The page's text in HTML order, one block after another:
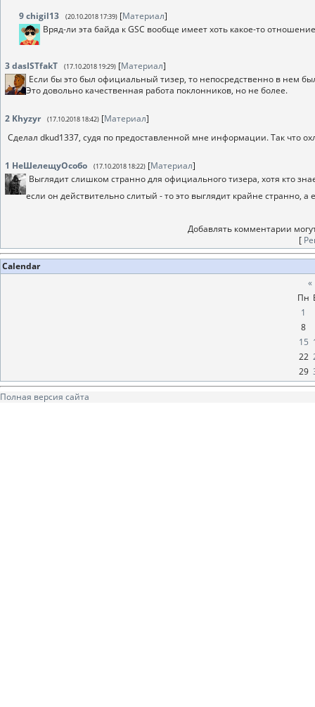
9chigil13 (20.10.2018 17:39) [Материал]
Вряд-ли эта байда к GSC вообще имеет хоть какое-то отношение
3dasISTfakT (17.10.2018 19:29) [Материал]
Если бы это был официальный тизер, то непосредственно в нем
Это довольно качественная работа поклонников, но не более.
2 Khyzyr (17.10.2018 18:42) [Материал]
Сделал dkud1337, судя по предоставленной мне информации. Так что
1 НеШелещуОсобо (17.10.2018 18:22) [Материал]
Выглядит слишком странно для официального тизера, хотя кто
если он действительно слитый - то это выглядит крайне странно, а
Добавлять комментарии
[
Calendar
«
Пн
1
8
15
22
29
Полная версия сайта